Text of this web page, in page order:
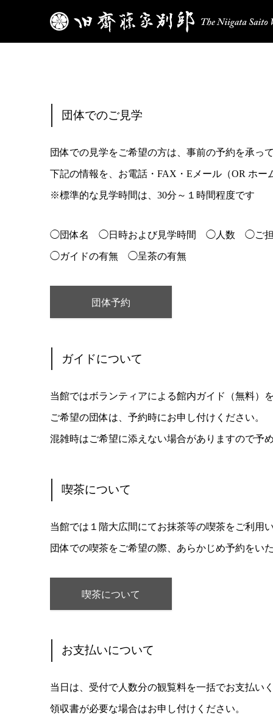
団体でのご見学
団体での見学をご希望の方は、事前の予約を承って
下記の情報を、お電話・FAX・Eメール（OR ホー
※標準的な見学時間は、30分～１時間程度です
◯団体名 ◯日時および見学時間 ◯人数 ◯ご
◯ガイドの有無 ◯呈茶の有無
団体予約
ガイドについて
当館ではボランティアによる館内ガイド（無料）
ご希望の団体は、予約時にお申し付けください。
混雑時はご希望に添えない場合がありますので予
喫茶について
当館では１階大広間にてお抹茶等の喫茶をご利用
団体での喫茶をご希望の際、あらかじめ予約をい
喫茶について
お支払いについて
当日は、受付で人数分の観覧料を一括でお支払い
領収書が必要な場合はお申し付けください。